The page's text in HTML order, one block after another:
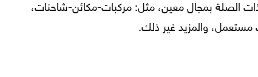
ذات الصلة بمجال معين، مثل: مركبات-مكائن-شاحنات،
مستعمل، والمزيد غير ذلك.